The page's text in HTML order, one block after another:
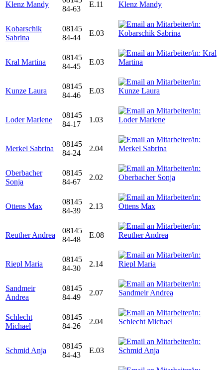
Klenz Mandy
84-63
E.11
Kobarschik
Sabrina
08145
84-44
E.03
Kral Martina
08145
84-45
E.03
Kunze Laura
08145
84-46
E.03
Loder Marlene
08145
84-17
1.03
Merkel Sabrina
08145
84-24
2.04
Oberbacher
Sonja
08145
84-67
2.02
Ottens Max
08145
84-39
2.13
Reuther Andrea
08145
84-48
E.08
Riepl Maria
08145
84-30
2.14
Sandmeir
Andrea
08145
84-49
2.07
Schlecht
Michael
08145
84-26
2.04
Schmid Anja
08145
84-43
E.03